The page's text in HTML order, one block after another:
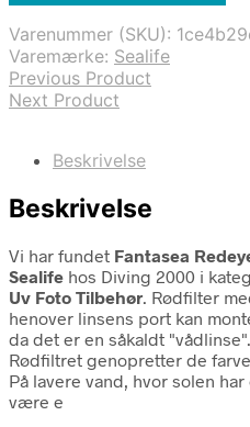
Varenummer (SKU):
Varemærke: Sealife
Previous Product
Next Product
Beskrivelse
Beskrivelse
Vi har fundet Fantasea
Sealife hos Diving 2000 i
Uv Foto Tilbehør. Rødfilter
henover linsens port kan
da det er en såkaldt "vådlinse".
Rødfiltret genopretter de
På lavere vand, hvor solen
være e